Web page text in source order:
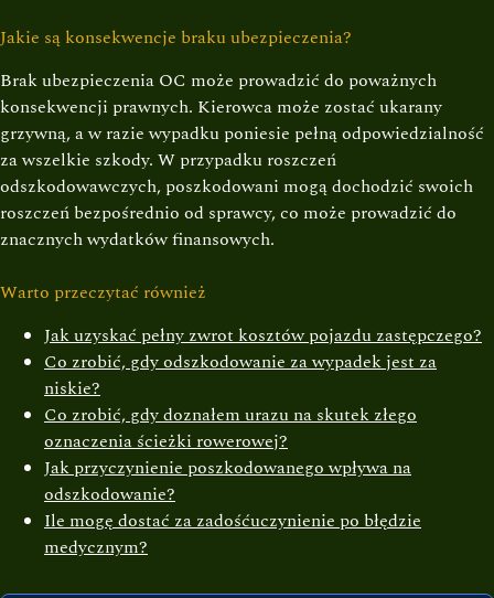
Jakie są konsekwencje braku ubezpieczenia?
Brak ubezpieczenia OC może prowadzić do poważnych
konsekwencji prawnych. Kierowca może zostać ukarany
grzywną, a w razie wypadku poniesie pełną odpowiedzialność
za wszelkie szkody. W przypadku roszczeń
odszkodowawczych, poszkodowani mogą dochodzić swoich
roszczeń bezpośrednio od sprawcy, co może prowadzić do
znacznych wydatków finansowych.
Warto przeczytać również
Jak uzyskać pełny zwrot kosztów pojazdu zastępczego?
Co zrobić, gdy odszkodowanie za wypadek jest za
niskie?
Co zrobić, gdy doznałem urazu na skutek złego
oznaczenia ścieżki rowerowej?
Jak przyczynienie poszkodowanego wpływa na
odszkodowanie?
Ile mogę dostać za zadośćuczynienie po błędzie
medycznym?